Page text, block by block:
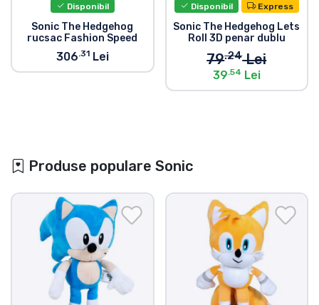
Disponibil
Sonic The Hedgehog
rucsac Fashion Speed
306.31Lei
Disponibil Express
Sonic The Hedgehog Lets
Roll 3D penar dublu
79.24Lei
39.54 Lei
Produse populare Sonic